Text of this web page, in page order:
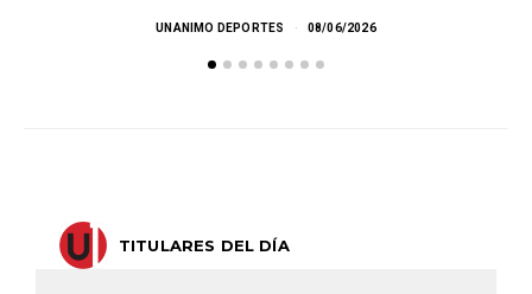
UNANIMO DEPORTES 08/06/2026
TITULARES DEL DÍA